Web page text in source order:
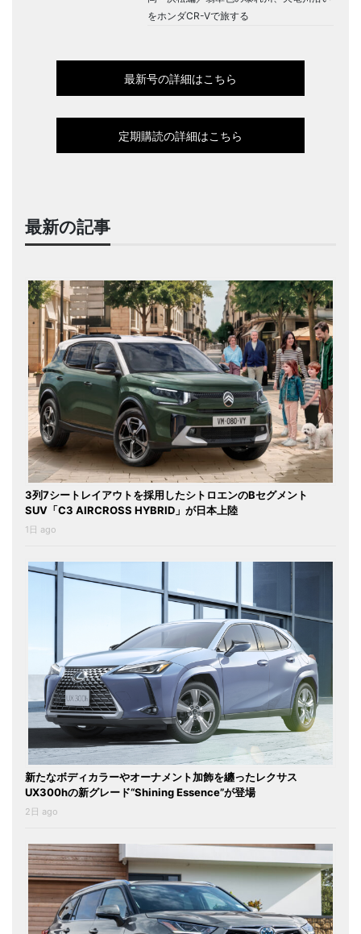
をホンダCR-Vで旅する
最新号の詳細はこちら
定期購読の詳細はこちら
最新の記事
3列7シートレイアウトを採用したシトロエンのBセグメント
SUV「C3 AIRCROSS HYBRID」が日本上陸
1日 ago
新たなボディカラーやオーナメント加飾を纏ったレクサス
UX300hの新グレード“Shining Essence”が登場
2日 ago